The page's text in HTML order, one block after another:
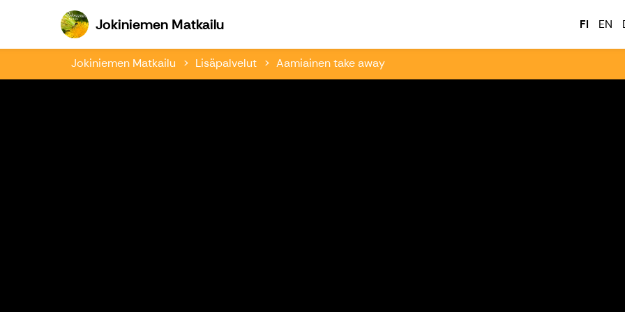
Jokiniemen MatkailuJokiniemen Matkailu FI EN
Jokiniemen Matkailu Lisäpalvelut Aamiainen take away